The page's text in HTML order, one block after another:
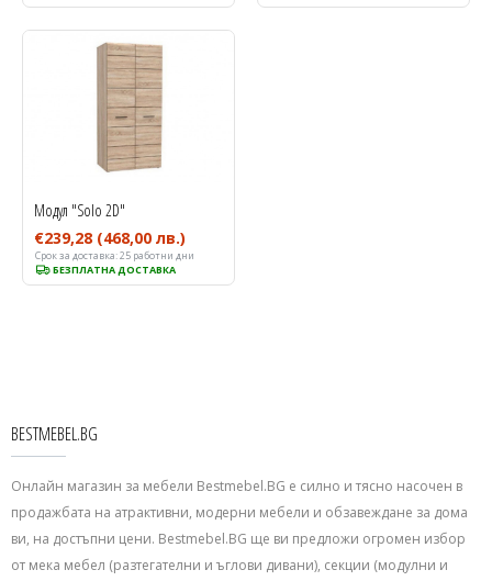
Срок за доставка:25 работни дни
БЕЗПЛАТНА ДОСТАВКА
Модул "Solo 2D"
€239,28 (468,00 лв.)
BESTMEBEL.BG
Онлайн магазин за мебели Bestmebel.BG е силно и тясно насочен в
продажбата на атрактивни, модерни мебели и обзавеждане за дома
ви, на достъпни цени. Bestmebel.BG ще ви предложи огромен избор
от мека мебел (разтегателни и ъглови дивани), секции (модулни и